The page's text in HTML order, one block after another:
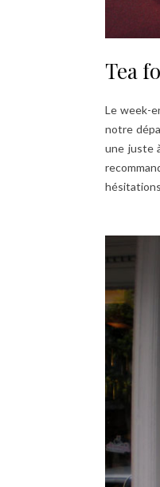
Tea
Le week-
notre
une juste